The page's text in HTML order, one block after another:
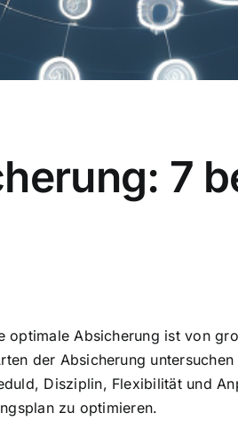
7
optimale Absicherung ist von
der Absicherung
Disziplin, Flexibilität und
zu optimieren.